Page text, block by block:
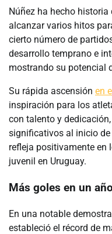
Núñez ha hecho
alcanzar varios hitos
cierto número de
desarrollo temprano e
mostrando su potencial
Su rápida ascensión en el
inspiración para los
con talento y
significativos al inicio
refleja positivamente en
juvenil en Uruguay.
Más goles en un
En una notable
estableció el récord de